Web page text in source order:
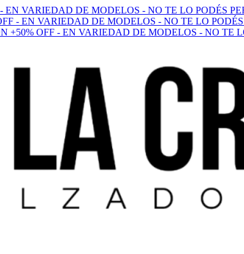
EN VARIEDAD DE MODELOS - NO TE LO PODÉS
- EN VARIEDAD DE MODELOS - NO TE LO
+50% OFF - EN VARIEDAD DE MODELOS - NO TE